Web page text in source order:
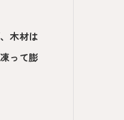
木材は
って膨